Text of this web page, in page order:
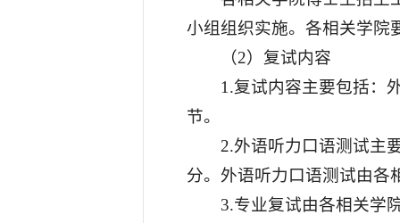
小组组织实施。各相关学院
（2）复试内容
1.复试内容主要包括：
节。
2.外语听力口语测试主
分。外语听力口语测试由各
3.专业复试由各相关学